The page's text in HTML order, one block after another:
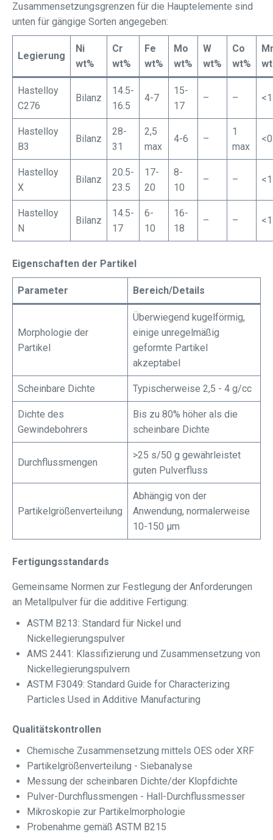
Zusammensetzungsgrenzen für die Hauptelemente sind
unten für gängige Sorten angegeben:
Legierung
Ni
wt%
Cr
wt%
Fe
wt%
Mo
wt%
W
wt%
Co
wt%
Hastelloy
C276
Bilanz
14.5-
16.5
4-7
15-
17
– – <1
Hastelloy
B3
Bilanz
28-
31
2,5
max
4-6 –
1
max
Hastelloy
X
Bilanz
20.5-
23.5
17-
20
8-
10
– – <1
Hastelloy
N
Bilanz
14.5-
17
6-
10
16-
18
– –
Eigenschaften der Partikel
Parameter Bereich/Details
Morphologie der
Partikel
Überwiegend kugelförmig,
einige unregelmäßig
geformte Partikel
akzeptabel
Scheinbare Dichte Typischerweise 2,5 - 4 g/cc
Dichte des
Gewindebohrers
Bis zu 80% höher als die
scheinbare Dichte
Durchflussmengen
>25 s/50 g gewährleistet
guten Pulverfluss
Partikelgrößenverteilung
Abhängig von der
Anwendung, normalerweise
10-150 μm
Fertigungsstandards
Gemeinsame Normen zur Festlegung der Anforderungen
an Metallpulver für die additive Fertigung:
ASTM B213: Standard für Nickel und
Nickellegierungspulver
AMS 2441: Klassifizierung und Zusammensetzung von
Nickellegierungspulvern
ASTM F3049: Standard Guide for Characterizing
Particles Used in Additive Manufacturing
Qualitätskontrollen
Chemische Zusammensetzung mittels OES oder XRF
Partikelgrößenverteilung - Siebanalyse
Messung der scheinbaren Dichte/der Klopfdichte
Pulver-Durchflussmengen - Hall-Durchflussmesser
Mikroskopie zur Partikelmorphologie
Probenahme gemäß ASTM B215